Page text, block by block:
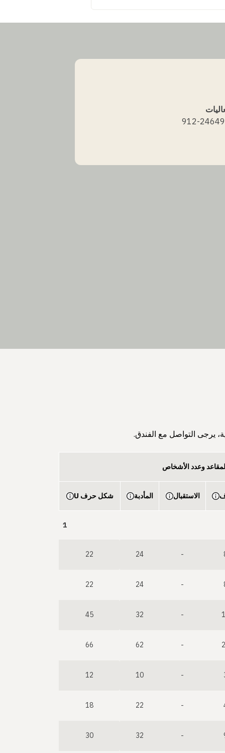
يرجى التواصل مع الفندق.
وعدد الأشخاص
الاستقبال المأدبة شكل حرف U
1
-
24
22
-
24
22
-
32
45
-
62
66
-
10
12
-
22
18
-
32
30